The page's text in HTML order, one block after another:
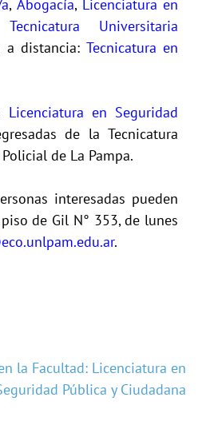
, Abogacía, Licenciatura en
Tecnicatura Universitaria
a distancia: Tecnicatura en
Licenciatura en Seguridad
de la Tecnicatura
de La Pampa.
interesadas pueden
de Gil N° 353, de lunes
.
la Facultad: Licenciatura en
Pública y Ciudadana